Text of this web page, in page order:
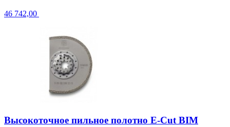
46 742,00
Высокоточное пильное полотно E-Cut BIM